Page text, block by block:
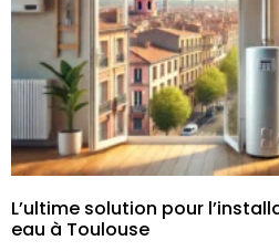
L’ultime solution pour
eau à Toulouse